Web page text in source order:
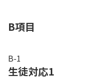
B項目
B-1
生徒対応1